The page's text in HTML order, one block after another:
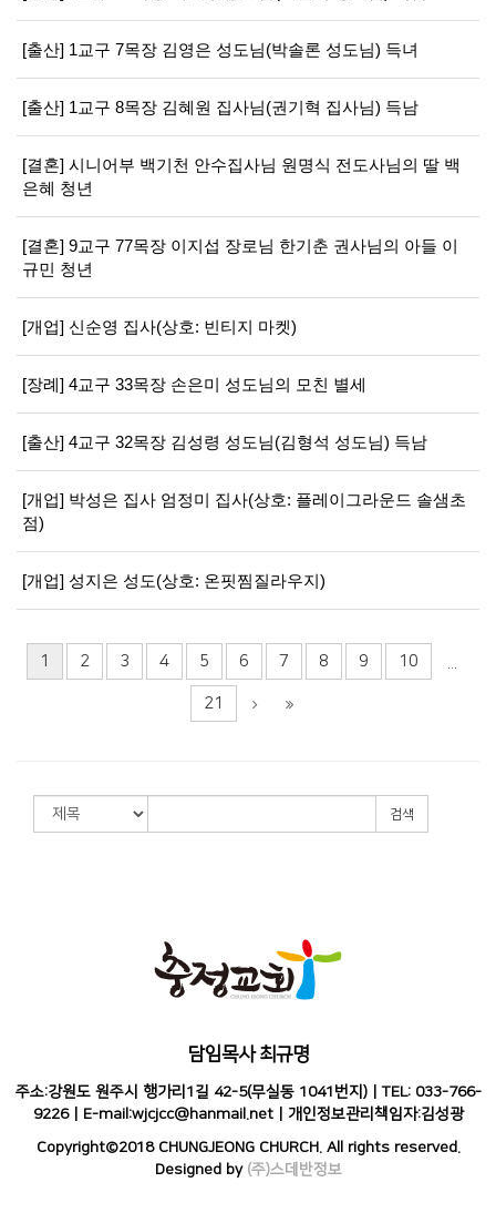
[출산] 1교구 7목장 김영은 성도님(박솔론 성도님) 득녀
[출산] 1교구 8목장 김혜원 집사님(권기혁 집사님) 득남
[결혼] 시니어부 백기천 안수집사님 원명식 전도사님의 딸 백
은혜 청년
[결혼] 9교구 77목장 이지섭 장로님 한기춘 권사님의 아들 이
규민 청년
[개업] 신순영 집사(상호: 빈티지 마켓)
[장례] 4교구 33목장 손은미 성도님의 모친 별세
[출산] 4교구 32목장 김성령 성도님(김형석 성도님) 득남
[개업] 박성은 집사 엄정미 집사(상호: 플레이그라운드 솔샘초
점)
[개업] 성지은 성도(상호: 온핏찜질라우지)
1 2 3 4 5 6 7 8 9 10
21
검색
담임목사 최규명
주소:강원도 원주시 행가리1길 42-5(무실동 1041번지) | TEL: 033-766-
9226 | E-mail:wjcjcc@hanmail.net | 개인정보관리책임자:김성광
Copyright©2018 CHUNGJEONG CHURCH. All rights reserved.
Designed by (주)스데반정보